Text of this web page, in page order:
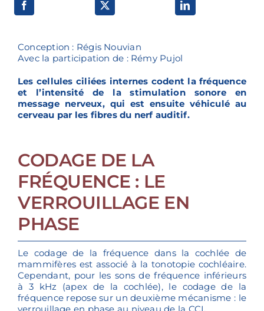
Voies de recherche
Conception : Régis Nouvian
Avec la participation de : Rémy Pujol
Les cellules ciliées internes codent la fréquence
et l’intensité de la stimulation sonore en
message nerveux, qui est ensuite véhiculé au
cerveau par les fibres du nerf auditif.
CODAGE DE LA
FRÉQUENCE : LE
VERROUILLAGE EN
PHASE
Le codage de la fréquence dans la cochlée de
mammifères est associé à la tonotopie cochléaire.
Cependant, pour les sons de fréquence inférieurs
à 3 kHz (apex de la cochlée), le codage de la
fréquence repose sur un deuxième mécanisme : le
verrouillage en phase au niveau de la CCI.